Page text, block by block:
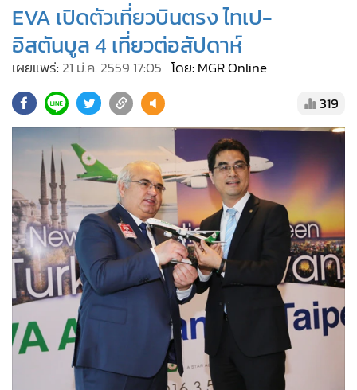
ผู้จัดการรายวัน
• คอลัมนิสต์
• ละคร
• Cyber BIZ
• ผู้จัดกวน
Good health & Well-being
Green Innovation & SD
• Management & HR
• MGR Live
• Infographic
• การเมือง
• ท่องเที่ยว
• กีฬา
• ต่างประเทศ
Special Scoop
EVA เปิดตัวเที่ยวบินตรง ไทเป-
อิสตันบูล 4 เที่ยวต่อสัปดาห์
เผยแพร่: 21 มี.ค. 2559 17:05 โดย: MGR Online
319